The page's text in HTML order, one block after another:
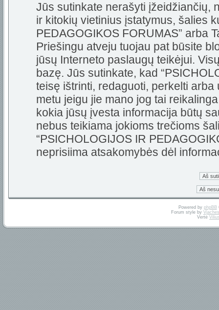
Jūs sutinkate nerašyti įžeidžiančių,
ir kitokių vietinius įstatymus, šalies
PEDAGOGIKOS FORUMAS” arba
Priešingu atveju tuojau pat būsite
jūsų Interneto paslaugų teikėjui.
bazę. Jūs sutinkate, kad
teisę ištrinti, redaguoti, perkelti
metu jeigu jie mano jog tai
kokia jūsų įvesta informacija būtų
nebus teikiama jokioms trečioms
“PSICHOLOGIJOS IR
neprisiima atsakomybės dėl
Powered by phpBB
Forum style by
Vertė